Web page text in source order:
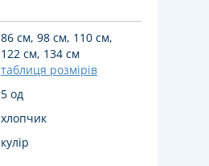
86 см, 98 см, 110 см,
122 см, 134 см
таблиця розмірів
5 од
хлопчик
кулір